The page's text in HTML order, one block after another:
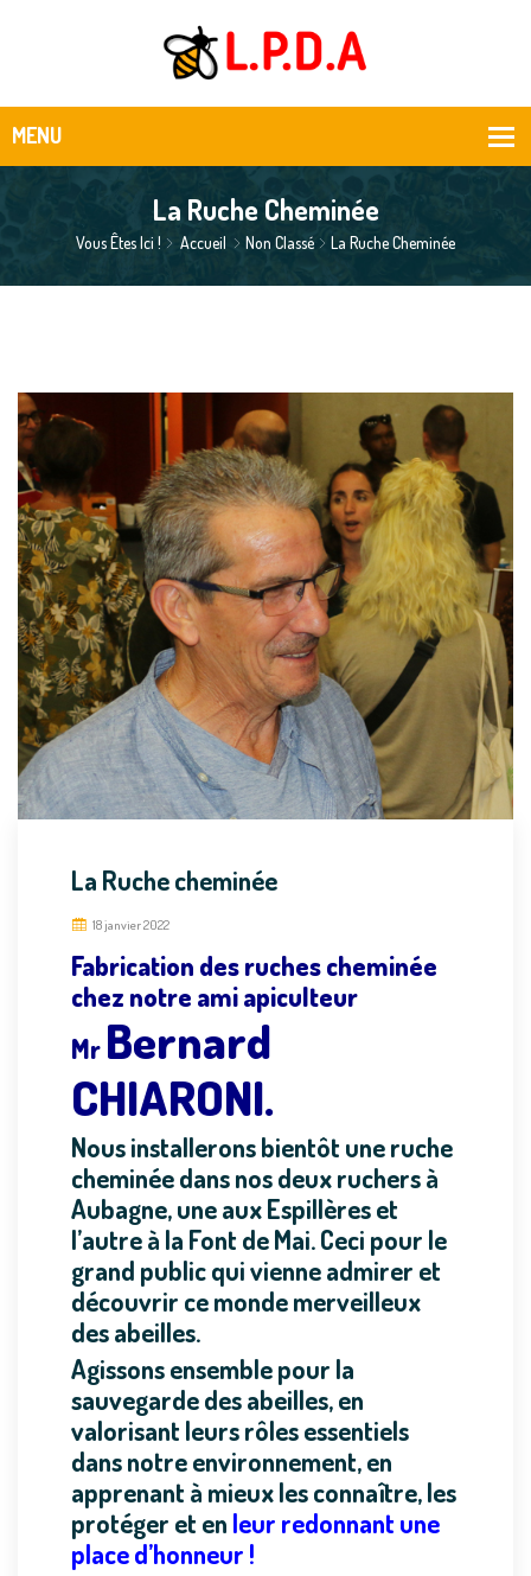
La Ruche Cheminée
Vous Êtes Ici ! Accueil Non Classé La Ruche Cheminée
La Ruche cheminée
18 janvier 2022
Fabrication des ruches cheminée
chez notre ami apiculteur
Mr Bernard
CHIARONI.
Nous installerons bientôt une ruche
cheminée dans nos deux ruchers à
Aubagne, une aux Espillères et
l’autre à la Font de Mai. Ceci pour le
grand public qui vienne admirer et
découvrir ce monde merveilleux
des abeilles.
Agissons ensemble pour la
sauvegarde des abeilles, en
valorisant leurs rôles essentiels
dans notre environnement, en
apprenant à mieux les connaître, les
protéger et en leur redonnant une
place d’honneur !